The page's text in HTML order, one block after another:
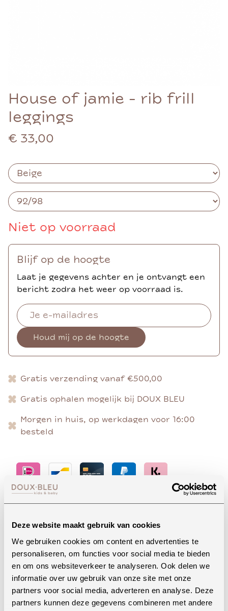
Deze website maakt gebruik van cookies
We gebruiken cookies om content en advertenties te
personaliseren, om functies voor social media te bieden
en om ons websiteverkeer te analyseren. Ook delen we
informatie over uw gebruik van onze site met onze
partners voor social media, adverteren en analyse. Deze
partners kunnen deze gegevens combineren met andere
House of jamie - rib frill
leggings
€ 33,00
Niet op voorraad
Blijf op de hoogte
Laat je gegevens achter en je ontvangt een
bericht zodra het weer op voorraad is.
Houd mij op de hoogte
Gratis verzending vanaf €500,00
Gratis ophalen mogelijk bij DOUX BLEU
Morgen in huis, op werkdagen voor 16:00
besteld
Whatsapp